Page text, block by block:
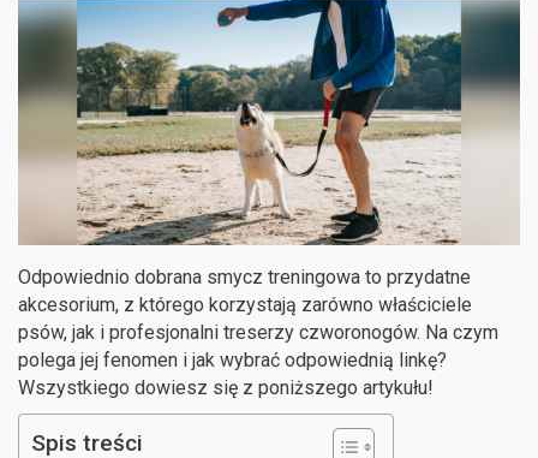
Odpowiednio dobrana smycz treningowa to przydatne
akcesorium, z którego korzystają zarówno właściciele
psów, jak i profesjonalni treserzy czworonogów. Na czym
polega jej fenomen i jak wybrać odpowiednią linkę?
Wszystkiego dowiesz się z poniższego artykułu!
Spis treści